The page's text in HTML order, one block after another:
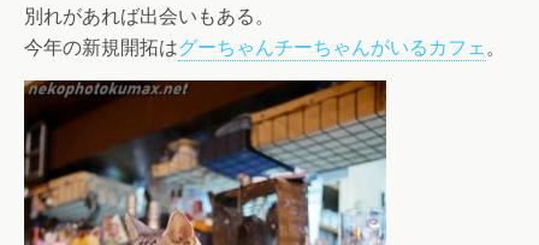
別れがあれば出会いもある。
今年の新規開拓はグーちゃんチーちゃんがいるカフェ。